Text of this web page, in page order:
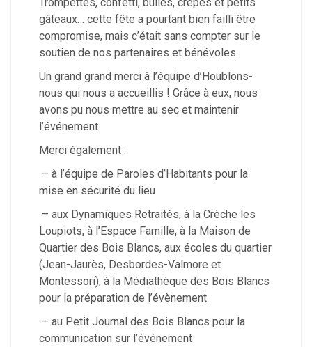
gâteaux… cette fête a pourtant bien failli être
compromise, mais c’était sans compter sur le
soutien de nos partenaires et bénévoles.
Un grand grand merci à l’équipe d’Houblons-
nous qui nous a accueillis ! Grâce à eux, nous
avons pu nous mettre au sec et maintenir
l’événement.
Merci également :
– à l’équipe de Paroles d’Habitants pour la
mise en sécurité du lieu
– aux Dynamiques Retraités, à la Crèche les
Loupiots, à l’Espace Famille, à la Maison de
Quartier des Bois Blancs, aux écoles du quartier
(Jean-Jaurès, Desbordes-Valmore et
Montessori), à la Médiathèque des Bois Blancs
pour la préparation de l’évènement
– au Petit Journal des Bois Blancs pour la
communication sur l’événement